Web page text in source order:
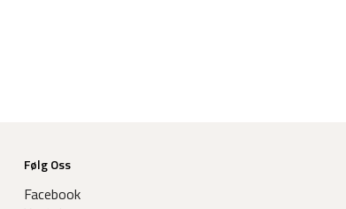
Følg Oss
Facebook